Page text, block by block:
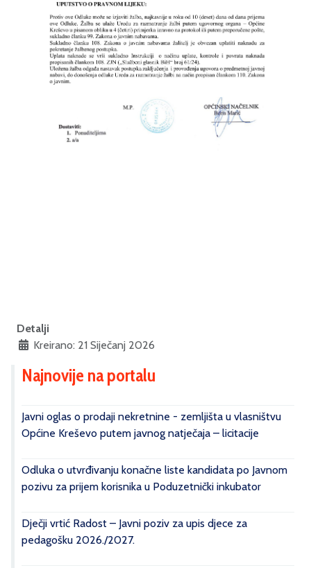
Detalji
Kreirano: 21 Siječanj 2026
Najnovije na portalu
Javni oglas o prodaji nekretnine - zemljišta u vlasništvu
Općine Kreševo putem javnog natječaja – licitacije
Odluka o utvrđivanju konačne liste kandidata po Javnom
pozivu za prijem korisnika u Poduzetnički inkubator
Dječji vrtić Radost – Javni poziv za upis djece za
pedagošku 2026./2027.